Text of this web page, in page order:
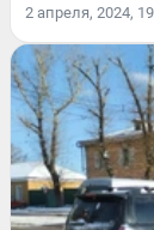
2 апреля, 2024,